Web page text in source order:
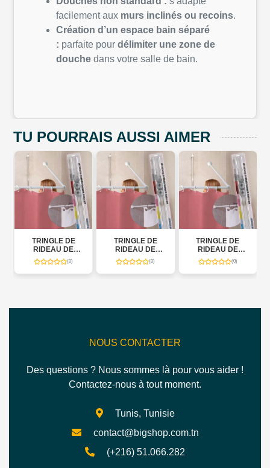
facilement aux murs inclinés ou recoins.
Création d’un espace bain séparé
: parfaite pour délimiter une zone de
douche dans votre salle de bain.
TU POURRAIS AUSSI AIMER
TRINGLE DE
RIDEAU DE
DOUCHE
AJUSTABLE EN 3
SECTION
(0)
TRINGLE DE
RIDEAU DE
DOUCHE
AJUSTABLE EN 3
SECTION
(0)
TRINGLE DE
RIDEAU DE
DOUCHE
AJUSTABLE EN 3
SECTION
(0)
NOUS CONTACTER
Des questions ? Nous sommes là pour vous aider !
Contactez-nous à tout moment.
Tunis, Tunisie
contact@bigshop.com.tn
(+216) 51.066.282